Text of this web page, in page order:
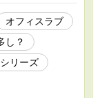
オフィスラブ
し？
リーズ